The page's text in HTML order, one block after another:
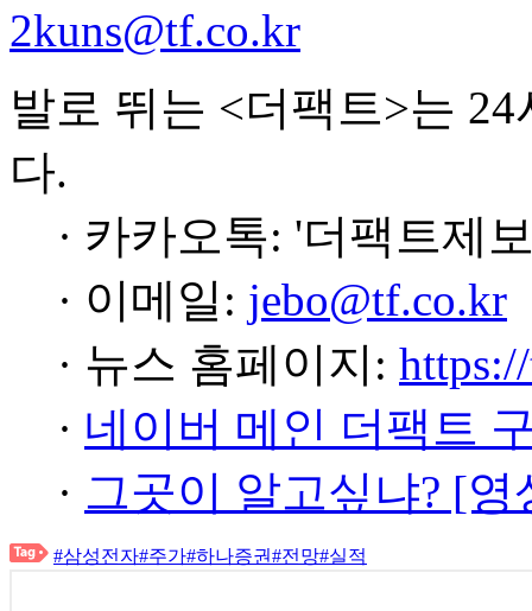
2kuns@tf.co.kr
발로 뛰는 <더팩트>는
다.
· 카카오톡: '더팩트제
· 이메일: jebo@tf.co.kr
· 뉴스 홈페이지:
· 네이버 메인 더팩트
· 그곳이 알고싶냐? [
#삼성전자#주가#하나증권#전망#실적